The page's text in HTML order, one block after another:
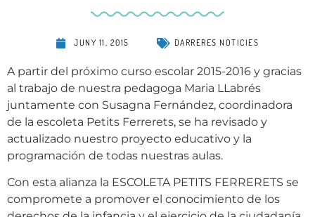
JUNY 11, 2015 DARRERES NOTICIES
A partir del próximo curso escolar 2015-2016 y gracias
al trabajo de nuestra pedagoga Maria LLabrés
juntamente con Susagna Fernández, coordinadora
de la escoleta Petits Ferrerets, se ha revisado y
actualizado nuestro proyecto educativo y la
programación de todas nuestras aulas.
Con esta alianza la ESCOLETA PETITS FERRERETS se
compromete a promover el conocimiento de los